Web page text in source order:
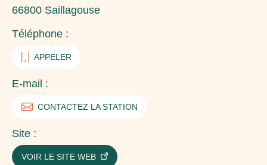
66800 Saillagouse
Téléphone :
APPELER
E-mail :
CONTACTEZ LA STATION
Site :
VOIR LE SITE WEB